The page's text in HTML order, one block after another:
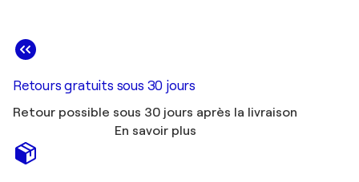
Retours gratuits sous 30 jours
Retour possible sous 30 jours après la livraison
En savoir plus